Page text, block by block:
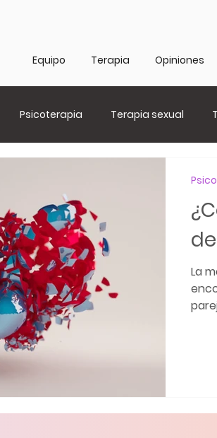
Equipo Terapia Opiniones
Psicoterapia Terapia sexual
La